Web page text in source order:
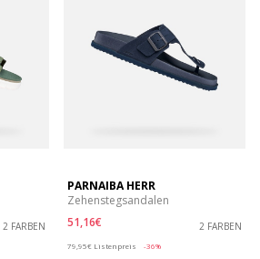
2 FARBEN
PARNAIBA HERR
Zehenstegsandalen
51,16€
2 FARBEN
79,95€ Listenpreis
-36%